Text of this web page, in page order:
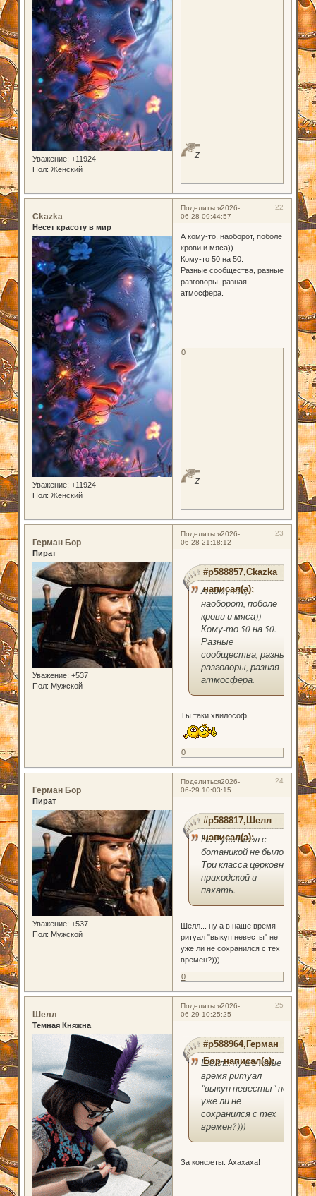
Уважение: +11924
Пол: Женский
Z
Поделиться 22
2026-
06-28 09:44:57
Ckazka
Несет красоту в мир
Уважение: +11924
Пол: Женский
А кому-то, наоборот, поболе
крови и мяса))
Кому-то 50 на 50.
Разные сообщества, разные
разговоры, разная
атмосфера.
Z
0
Поделиться 23
2026-
06-28 21:18:12
Герман Бор
Пират
Уважение: +537
Пол: Мужской
#p588857,Ckazka
написал(а):
А кому-то,
наоборот, поболе
крови и мяса))
Кому-то 50 на 50.
Разные
сообщества, разные
разговоры, разная
атмосфера.
Ты таки хвилософ...
0
Поделиться 24
2026-
06-29 10:03:15
Герман Бор
Пират
Уважение: +537
Пол: Мужской
#p588817,Шелл
написал(а):
На Руси школ с
ботаникой не было.
Три класса церковно-
приходской и
пахать.
Шелл... ну а в наше время
ритуал "выкуп невесты" не
уже ли не сохранился с тех
времен?)))
0
Поделиться 25
2026-
06-29 10:25:25
Шелл
Темная Княжна
#p588964,Герман
Бор написал(а):
Шелл... ну а в наше
время ритуал
"выкуп невесты" не
уже ли не
сохранился с тех
времен?)))
За конфеты. Ахахаха!